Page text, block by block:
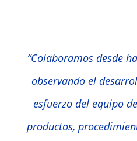
“Colaboramos desde
observando el
esfuerzo del equipo
productos,